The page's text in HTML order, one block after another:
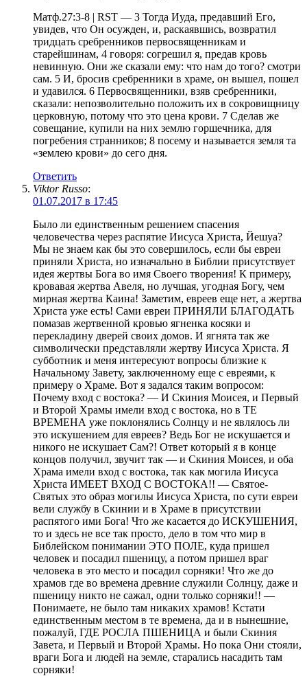
Матф.27:3-8 | RST — 3 Тогда Иуда, предавший Его,
увидев, что Он осужден, и, раскаявшись, возвратил
тридцать сребренников первосвященникам и
старейшинам, 4 говоря: согрешил я, предав кровь
невинную. Они же сказали ему: что нам до того? смотри
сам. 5 И, бросив сребренники в храме, он вышел, пошел
и удавился. 6 Первосвященники, взяв сребренники,
сказали: непозволительно положить их в сокровищницу
церковную, потому что это цена крови. 7 Сделав же
совещание, купили на них землю горшечника, для
погребения странников; 8 посему и называется земля та
«землею крови» до сего дня.
Ответить
Viktor Russo:
01.07.2017 в 17:45
Было ли единственным решением спасения
человечества через распятие Иисуса Христа, Йешуа?
Мы не знаем как бы это совершилось, если бы евреи
приняли Христа, но изначально в Библии присутствует
идея жертвы Бога во имя Своего творения! К примеру,
кровавая жертва Авеля, но лучшая, угодная Богу, чем
мирная жертва Каина! Заметим, евреев еще нет, а жертва
Христа уже есть! Сами евреи ПРИНЯЛИ БЛАГОДАТЬ
помазав жертвенной кровью ягненка косяки и
перекладину дверей своих домов. И ягнята так же
символически представляли жертву Иисуса Христа. Я
субботник и меня интересуют вопросы близкие к
Начальному Завету, заключенному еще с евреями, к
примеру о Храме. Вот я задался таким вопросом:
Почему вход с востока? — И Скиния Моисея, и Первый
и Второй Храмы имели вход с востока, но в ТЕ
ВРЕМЕНА уже поклонялись Солнцу и не являлось ли
это искушением для евреев? Ведь Бог не искушается и
никого не искушает Сам?! Ответ который я в конце
концов получил, звучит так — и Скиния Моисея, и оба
Храма имели вход с востока, так как могила Иисуса
Христа ИМЕЕТ ВХОД С ВОСТОКА!! — Святое-
Святых это образ могилы Иисуса Христа, по сути евреи
вели службу в Скинии и в Храме в присутствии
распятого ими Бога! Что же касается до ИСКУШЕНИЯ,
то и здесь не все так просто, дело в том что мир в
Библейском понимании ЭТО ПОЛЕ, куда пришел
человек и посадил пшеницу, а потом пришел враг
человека в это место и посадил сорняки! Что же до
храмов где во времена древние служили Солнцу, даже и
пшеницу никто не сажал, одни только сорняки!! —
Понимаете, не было там никаких храмов! Кстати
единственным местом в те времена, да и в нынешние,
пожалуй, ГДЕ РОСЛА ПШЕНИЦА и были Скиния
Завета, и Первый и Второй Храмы. Но пока Они стояли,
враги Бога и людей на земле, старались насадить там
сорняки!